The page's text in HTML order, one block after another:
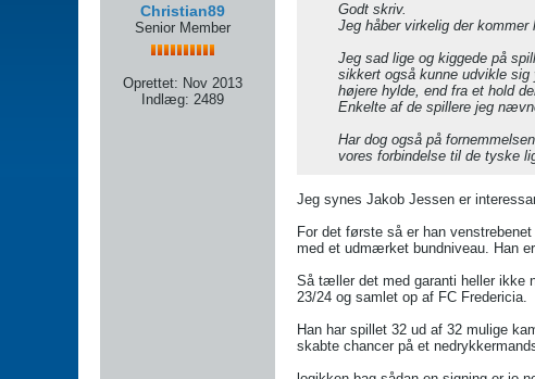
Christian89
Senior Member
Oprettet: Nov 2013
Indlæg: 2489
Godt skriv.
Jeg håber virkelig der
Jeg sad lige og kiggede på
sikkert også kunne udvikle sig
højere hylde, end fra et hold
Enkelte af de spillere jeg
Har dog også på
vores forbindelse til de tyske
Jeg synes Jakob Jessen er
For det første så er han
med et udmærket bundniveau. Han
Så tæller det med garanti heller ikke
23/24 og samlet op af FC Fredericia.
Han har spillet 32 ud af 32 mulige
skabte chancer på et